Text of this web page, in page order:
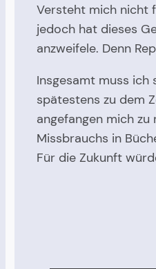
Versteht mich nicht
jedoch hat dieses
anzweifele. Denn
Insgesamt muss ich
spätestens zu dem
angefangen mich zu
Missbrauchs in
Für die Zukunft